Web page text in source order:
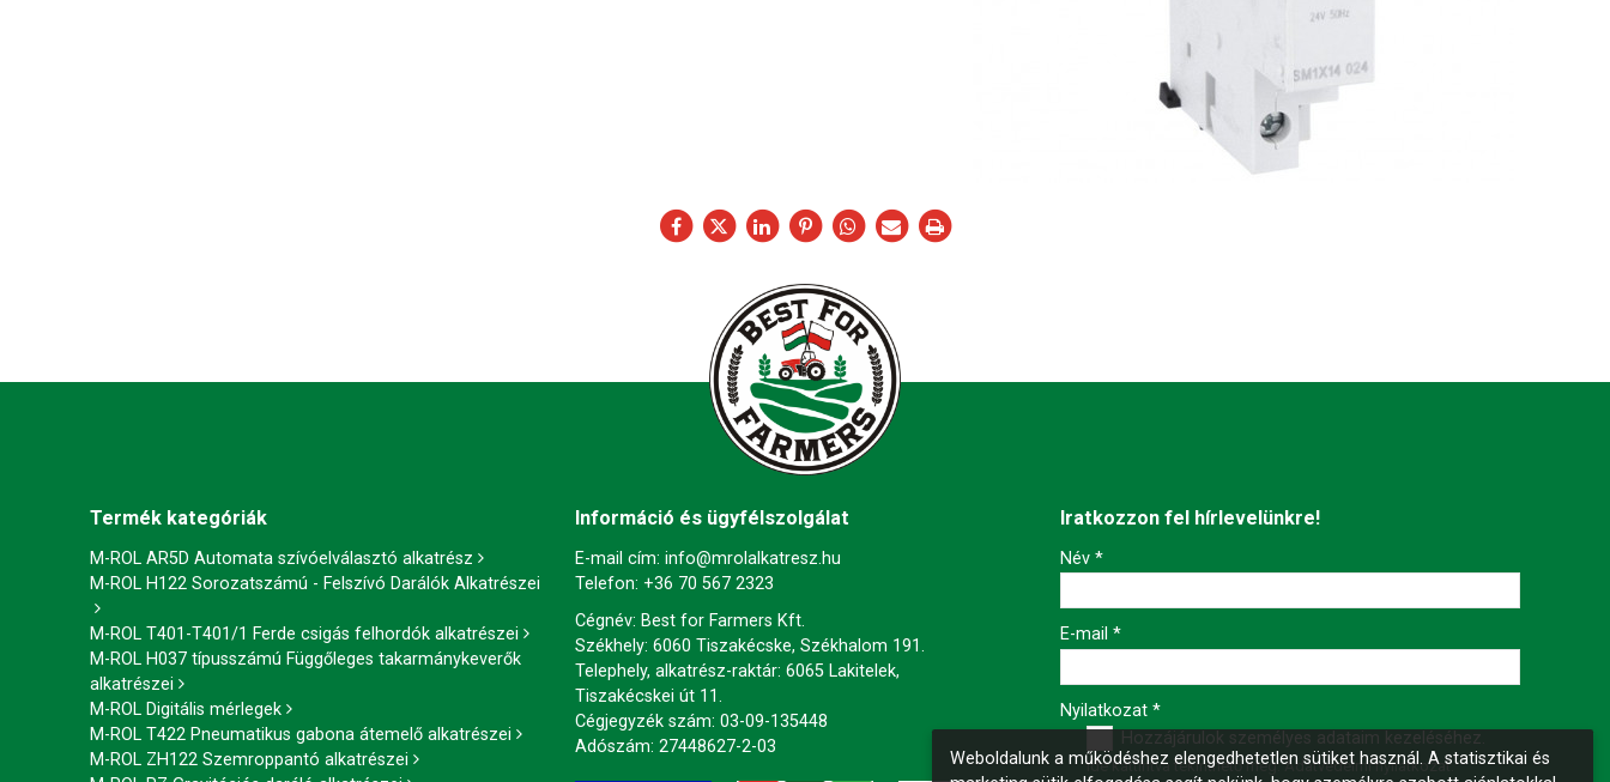
Termék kategóriák
M-ROL AR5D Automata szívóelválasztó alkatrész
M-ROL H122 Sorozatszámú - Felszívó Darálók Alkatrészei
M-ROL T401-T401/1 Ferde csigás felhordók alkatrészei
M-ROL H037 típusszámú Függőleges takarmánykeverők
alkatrészei
M-ROL Digitális mérlegek
M-ROL T422 Pneumatikus gabona átemelő alkatrészei
M-ROL ZH122 Szemroppantó alkatrészei
Információ és ügyfélszolgálat
E-mail cím:info@mrolalkatresz.hu
Telefon: +36 70 567 2323
Cégnév: Best for Farmers Kft.
Székhely: 6060 Tiszakécske, Székhalom 191.
Telephely, alkatrész-raktár: 6065 Lakitelek,
Tiszakécskei út 11.
Cégjegyzék szám: 03-09-135448
Adószám: 27448627-2-03
Iratkozzon fel hírlevelünkre!
-
-
-
Név*
E-mail*
Nyilatkozat*
Hozzájárulok személyes adataim kezeléséhez.
Ide kattintva tekinthető meg:Adatvédelmi nyilatkozat.
Weboldalunk a működéshez elengedhetetlen sütiket használ. A statisztikai és